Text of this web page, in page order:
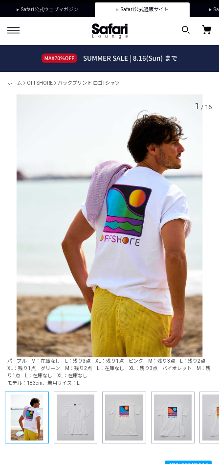
Safari公式ウェブマガジン Safari公式通販サイト
ホーム OFFSHORE バックプリント ロゴTシャツ
パープル M：在庫なし L：残り3点 XL：残り1点 ピンク M：残り3点 L：残り2点
XL：残り1点 グリーン M：残り2点 L：在庫なし XL：残り3点 バイオレット M：残
り1点 L：在庫なし XL：在庫なし
モデル：183cm、着用サイズ：L
1 / 16